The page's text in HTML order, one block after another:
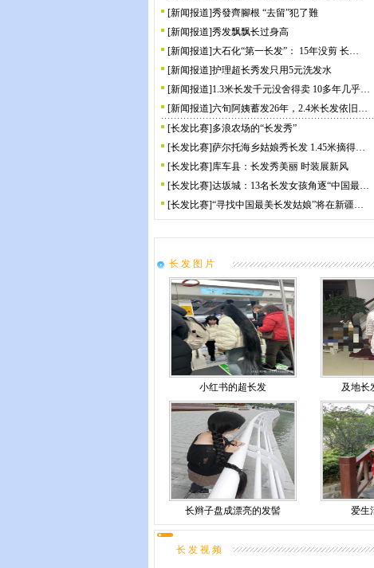
[新闻报道]秀發齊腳根 “去留”犯了難
[新闻报道]秀发飘飘长过身高
[新闻报道]大石化“第一长发”： 15年没剪 长…
[新闻报道]护理超长秀发只用5元洗发水
[新闻报道]1.3米长发千元没舍得卖 10多年几乎…
[新闻报道]六旬阿姨蓄发26年，2.4米长发依旧…
[长发比赛]多浪农场的“长发秀”
[长发比赛]萨尔托海乡姑娘秀长发 1.45米摘得…
[长发比赛]库车县：长发秀美丽 时装展新风
[长发比赛]达坂城：13名长发女孩角逐“中国最…
[长发比赛]“寻找中国最美长发姑娘”将在新疆…
长 发 图 片
小红书的超长发 及地长
长辫子盘成漂亮的发髻 爱生
长 发 视 频